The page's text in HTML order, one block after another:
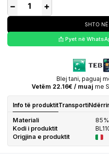
− +
SHTO NË
📩 Pyet në
Blej tani, paguaj
Vetëm 22.16€ / muaj me
Info të produktitTransporti
Materiali
Kodi i produktit
Origjina e produktit